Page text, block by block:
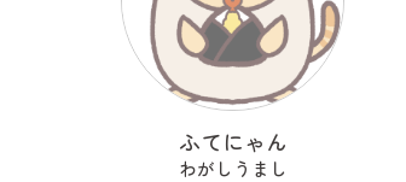
ふてにゃん
わがしうまし